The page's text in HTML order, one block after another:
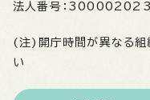
法人番号：
(注)開庁時間が異なる組
い